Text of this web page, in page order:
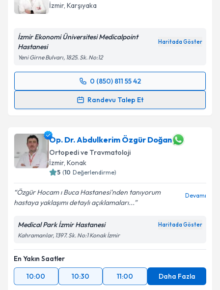
İzmir, Karşıyaka
İzmir Ekonomi Üniversitesi Medicalpoint
Hastanesi
Haritada Göster
Yeni Girne Bulvarı, 1825. Sk. No:12
0 (850) 811 55 42
Randevu Talep Et
Randevu Takvimi Talebi
takvim hazırlandığında e-posta ile bilgilendireceğiz.
E-posta Adresiniz
Kişisel verilerimin işlenmesine ilişkin
kapsamda işlenmesini kabul ediyorum.
Op. Dr. Abdulkerim Özgür Doğan
Ortopedi ve Travmatoloji
İzmir, Konak
5 (10 Değerlendirme)
Özgür Hocam ı Buca Hastanesi'nden tanıyorum
hastaya yaklaşımı detaylı açıklamaları...
Devamı
Medical Park İzmir Hastanesi Haritada Göster
Kahramanlar, 1397. Sk. No:1 Konak İzmir
En Yakın Saatler
10:00
10:30 11:00 Daha Fazla